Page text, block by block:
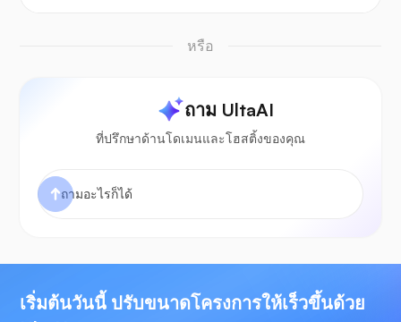
หรือ
ถาม UltaAI
ที่ปรึกษาด้านโดเมนและโฮสติ้งของคุณ
เริ่มต้นวันนี้ ปรับขนาดโครงการให้เร็วขึ้นด้วย